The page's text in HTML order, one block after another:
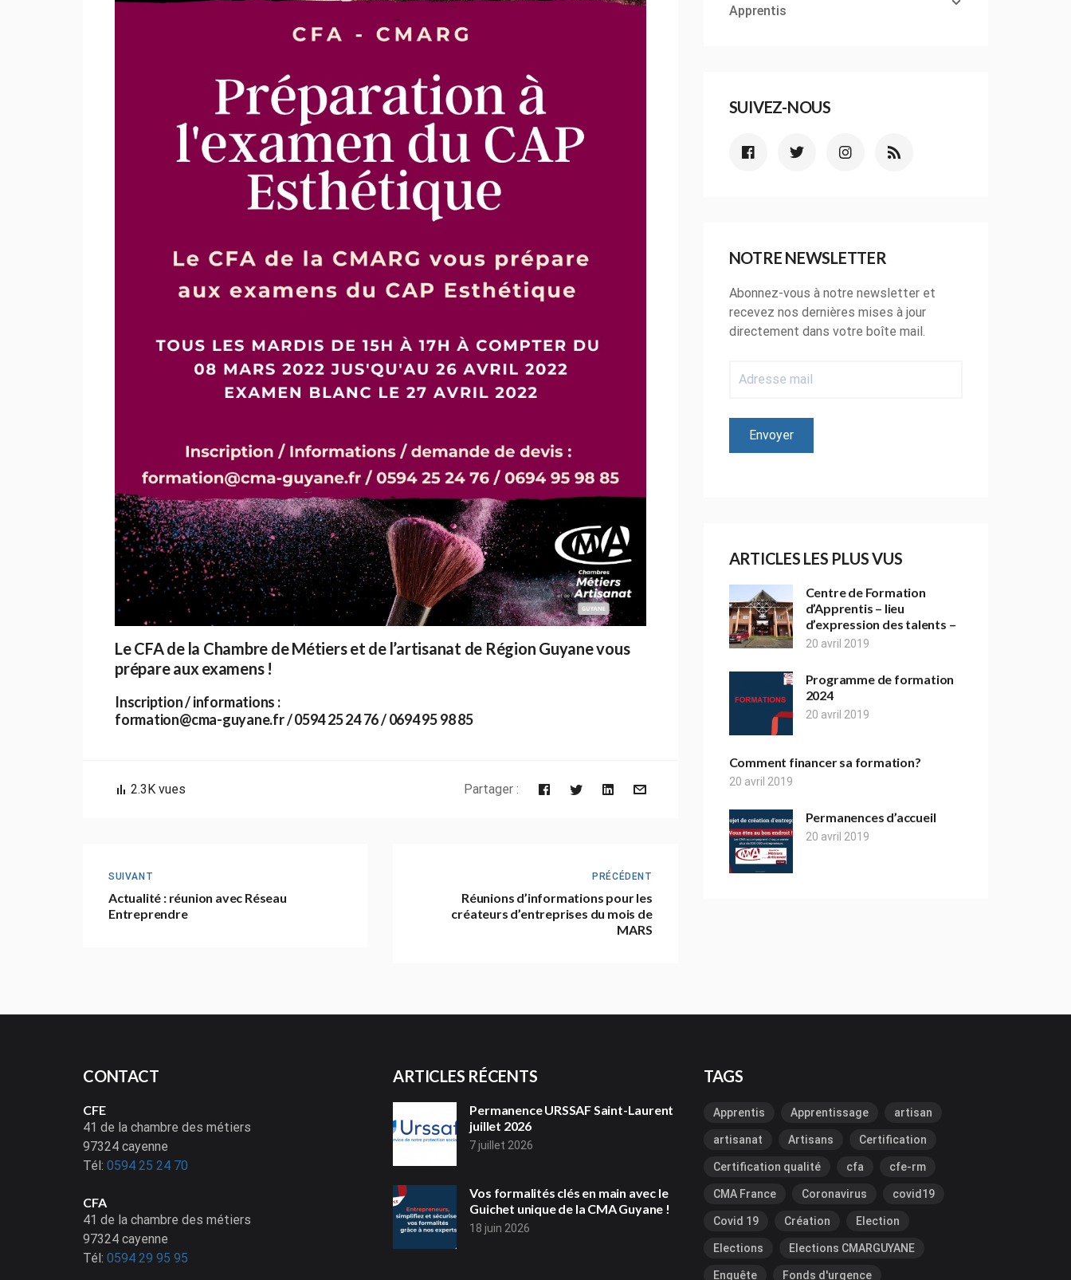
Le CFA de la Chambre de Métiers et de l’artisanat de Région Guyane vous
prépare aux examens !
Inscription / informations :
formation@cma-guyane.fr / 0594 25 24 76 / 0694 95 98 85
2.3K vues Partager :
SUIVANT
Actualité : réunion avec Réseau
Entreprendre
PRÉCÉDENT
Réunions d’informations pour les
créateurs d’entreprises du mois de
MARS
Apprentis
SUIVEZ-NOUS
NOTRE NEWSLETTER
Abonnez-vous à notre newsletter et
recevez nos dernières mises à jour
directement dans votre boîte mail.
ARTICLES LES PLUS VUS
Centre de Formation
d’Apprentis – lieu
d’expression des talents –
20 avril 2019
Programme de formation
2024
20 avril 2019
Comment financer sa formation?
20 avril 2019
Permanences d’accueil
20 avril 2019
CONTACT
CFE
41 de la chambre des métiers
97324 cayenne
Tél: 0594 25 24 70
CFA
41 de la chambre des métiers
97324 cayenne
Tél: 0594 29 95 95
ARTICLES RÉCENTS
Permanence URSSAF Saint-Laurent
juillet 2026
7 juillet 2026
Vos formalités clés en main avec le
Guichet unique de la CMA Guyane !
18 juin 2026
TAGS
Apprentis Apprentissage artisan
artisanat Artisans Certification
Certification qualité cfa cfe-rm
CMA France Coronavirus covid19
Covid 19 Création Election
Elections Elections CMARGUYANE
Enquête Fonds d'urgence